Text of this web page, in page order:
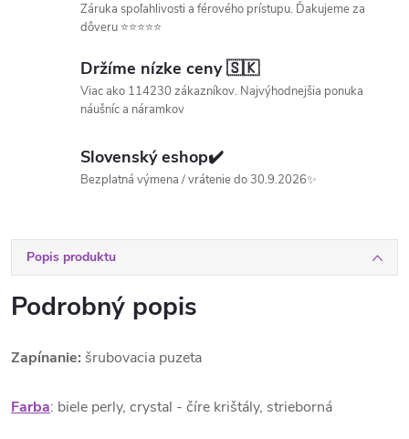
Záruka spoľahlivosti a férového prístupu. Ďakujeme za
dôveru ⭐⭐⭐⭐⭐
Držíme nízke ceny 🇸🇰
Viac ako 114230 zákazníkov. Najvýhodnejšia ponuka
náušníc a náramkov
Slovenský eshop✔️
Bezplatná výmena / vrátenie do 30.9.2026✨
Popis produktu
Podrobný popis
Zapínanie: šrubovacia puzeta
Farba: biele perly, crystal - číre krištály, strieborná